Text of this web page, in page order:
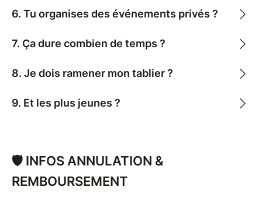
6. Tu organises des événements privés ?
7. Ça dure combien de temps ?
8. Je dois ramener mon tablier ?
9. Et les plus jeunes ?
🛡️ INFOS ANNULATION &
REMBOURSEMENT